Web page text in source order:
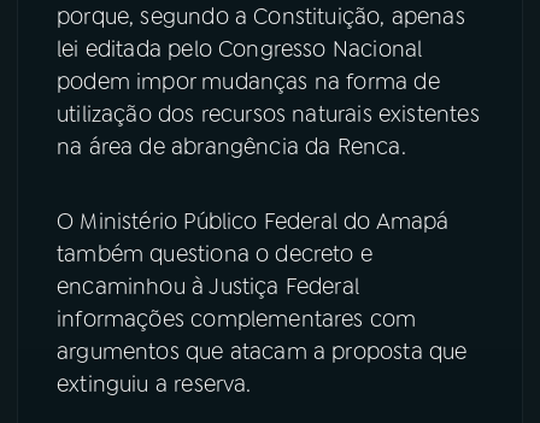
porque, segundo a Constituição, apenas
lei editada pelo Congresso Nacional
podem impor mudanças na forma de
utilização dos recursos naturais existentes
na área de abrangência da Renca.
O Ministério Público Federal do Amapá
também questiona o decreto e
encaminhou à Justiça Federal
informações complementares com
argumentos que atacam a proposta que
extinguiu a reserva.